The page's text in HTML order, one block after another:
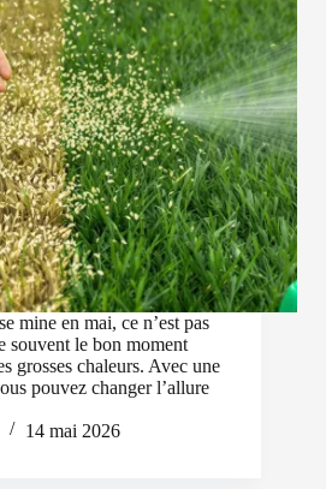
mine en mai, ce n’est pas
souvent le bon moment
grosses chaleurs. Avec une
pouvez changer l’allure
14 mai 2026